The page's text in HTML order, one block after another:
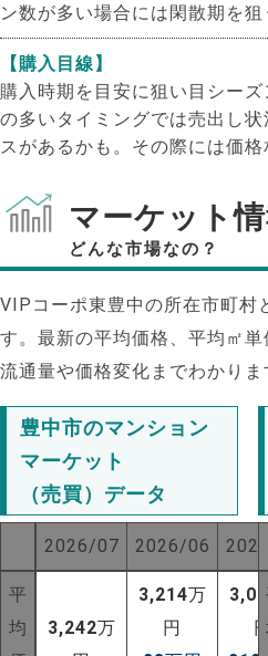
ン数が多い場合には閑散期を狙
【購入目線】
購入時期を目安に狙い目シー
の多いタイミングでは売出し
スがあるかも。その際には価格
マーケット
どんな市場なの？
VIPコーポ東豊中の所在市町村
す。最新の平均価格、平均㎡単
流通量や価格変化までわかりま
豊中市のマンション
マーケット
（売買）データ
2026/07 2026/06
平
均
3,242万
3,214万
円